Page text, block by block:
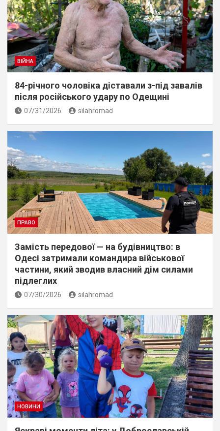
ВІЙНА
84-річного чоловіка діставали з-під завалів
пiсля росiйського удару по Одещині
07/31/2026 silahromad
ПРАВО
Замість передової — на будівництво: в
Одесі затримали командира військової
частини, який зводив власний дім силами
підлеглих
07/30/2026 silahromad
НОВИНИ